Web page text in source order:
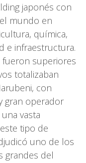
japonés con
mundo en
química,
e infraestructura.
fueron superiores
totalizaban
con
gran operador
vasta
tipo de
uno de los
grandes del